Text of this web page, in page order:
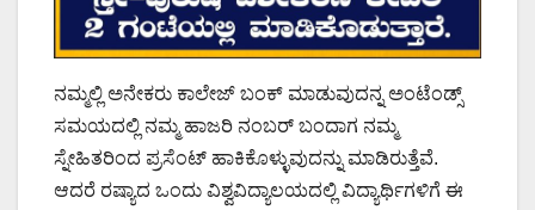
ನಮ್ಮಲ್ಲಿ ಅನೇಕರು ಕಾಲೇಜ್ ಬಂಕ್ ಮಾಡುವುದನ್ನ ಅಂಟೆಂಡ್ಸ್
ಸಮಯದಲ್ಲಿ ನಮ್ಮ ಹಾಜರಿ ನಂಬರ್ ಬಂದಾಗ ನಮ್ಮ
ಸ್ನೇಹಿತರಿಂದ ಪ್ರಸೆಂಟ್ ಹಾಕಿಕೊಳ್ಳುವುದನ್ನು ಮಾಡಿರುತ್ತೆವೆ.
ಆದರೆ ರಷ್ಯಾದ ಒಂದು ವಿಶ್ವವಿದ್ಯಾಲಯದಲ್ಲಿ ವಿದ್ಯಾರ್ಥಿಗಳಿಗೆ ಈ